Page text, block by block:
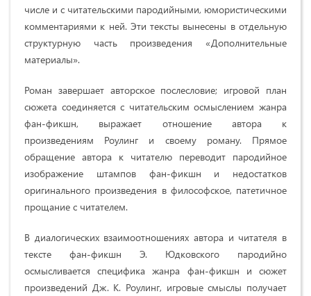
числе и с читательскими пародийными, юмористическими
комментариями к ней. Эти тексты вынесены в отдельную
структурную часть произведения «Дополнительные
материалы».
Роман завершает авторское послесловие; игровой план
сюжета соединяется с читательским осмыслением жанра
фан-фикшн, выражает отношение автора к
произведениям Роулинг и своему роману. Прямое
обращение автора к читателю переводит пародийное
изображение штампов фан-фикшн и недостатков
оригинального произведения в философское, патетичное
прощание с читателем.
В диалогических взаимоотношениях автора и читателя в
тексте фан-фикшн Э. Юдковского пародийно
осмысливается специфика жанра фан-фикшн и сюжет
произведений Дж. К. Роулинг, игровые смыслы получает